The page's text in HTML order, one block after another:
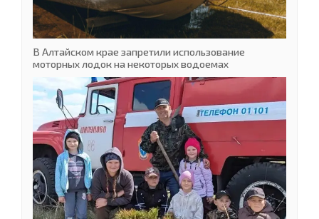
В Алтайском крае запретили использование
моторных лодок на некоторых водоемах